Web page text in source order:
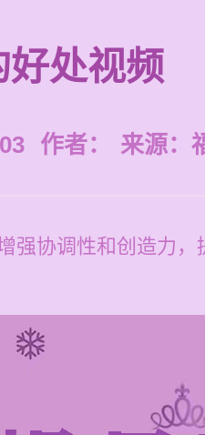
好处视频
作者： 来源：
强协调性和创造力